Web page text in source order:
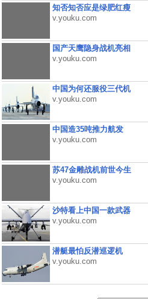
知否知否应是绿肥红瘦
v.youku.com
国产天鹰隐身战机亮相
v.youku.com
中国为何还服役三代机
v.youku.com
中国造35吨推力航发
v.youku.com
苏47金雕战机前世今生
v.youku.com
沙特看上中国一款武器
v.youku.com
潜艇最怕反潜巡逻机
v.youku.com